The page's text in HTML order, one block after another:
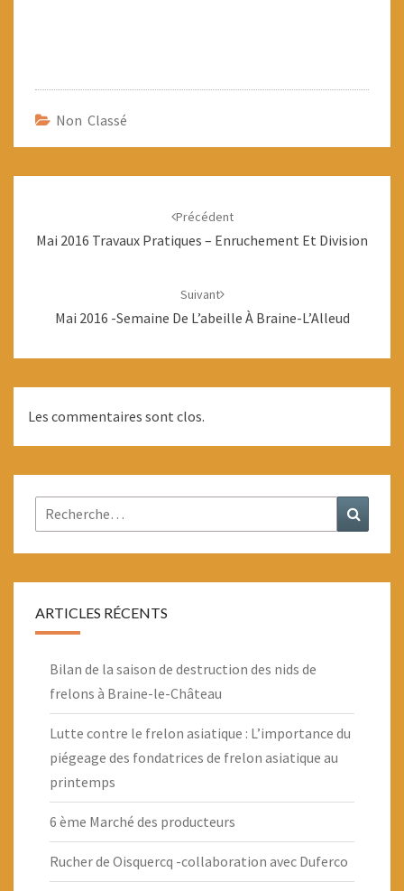
Non Classé
Précédent
Mai 2016 Travaux Pratiques – Enruchement Et Division
Suivant
Mai 2016 -Semaine De L’abeille À Braine-L’Alleud
Les commentaires sont clos.
Rechercher :
ARTICLES RÉCENTS
Bilan de la saison de destruction des nids de
frelons à Braine-le-Château
Lutte contre le frelon asiatique : L’importance du
piégeage des fondatrices de frelon asiatique au
printemps
6 ème Marché des producteurs
Rucher de Oisquercq -collaboration avec Duferco